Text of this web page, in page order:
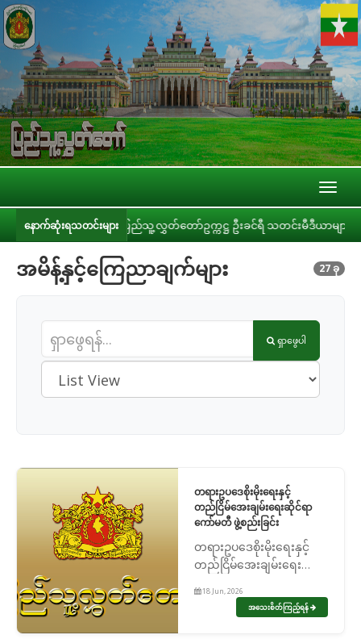
နောက်ဆုံးရသတင်းများ
ပြည်သူ့လွှတ်တော်ဥက္ကဋ္ဌ ဦးခင်ရီ သတင်းမီဒီယာများနှင့် တွေ့ဆုံ
အမိန့်နှင့်ကြေညာချက်များ 27 ခု
ရှာဖွေပါ
တရားဥပဒေစိုးမိုးရေးနှင့်
တည်ငြိမ်အေးချမ်းရေးဆိုင်ရာ
ကော်မတီ ဖွဲ့စည်းခြင်း
တရားဥပဒေစိုးမိုးရေးနှင့်
တည်ငြိမ်အေးချမ်းရေး
18 Jun, 2026
အသေးစိတ်ကြည့်ရန်